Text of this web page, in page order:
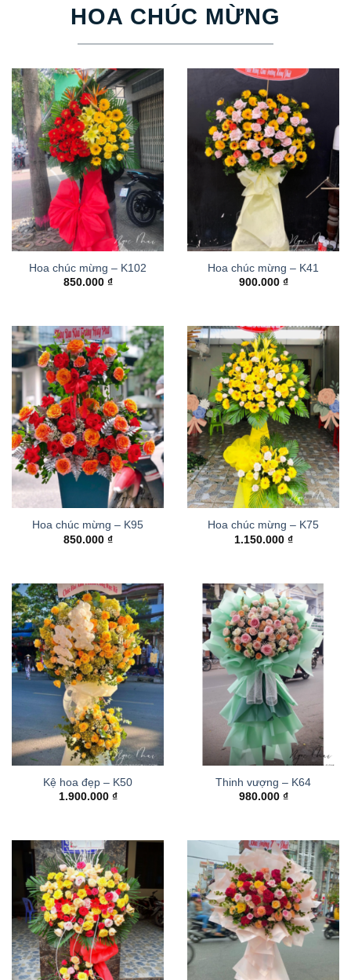
HOA CHÚC MỪNG
Hoa chúc mừng – K102
850.000 ₫
Hoa chúc mừng – K41
900.000 ₫
Hoa chúc mừng – K95
850.000 ₫
Hoa chúc mừng – K75
1.150.000 ₫
Kệ hoa đẹp – K50
1.900.000 ₫
Thinh vượng – K64
980.000 ₫